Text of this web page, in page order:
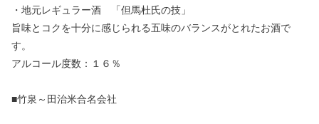
・地元レギュラー酒 「但馬杜氏の技」
旨味とコクを十分に感じられる五味のバランスがとれたお酒で
す。
アルコール度数：１６％
■竹泉～田治米合名会社